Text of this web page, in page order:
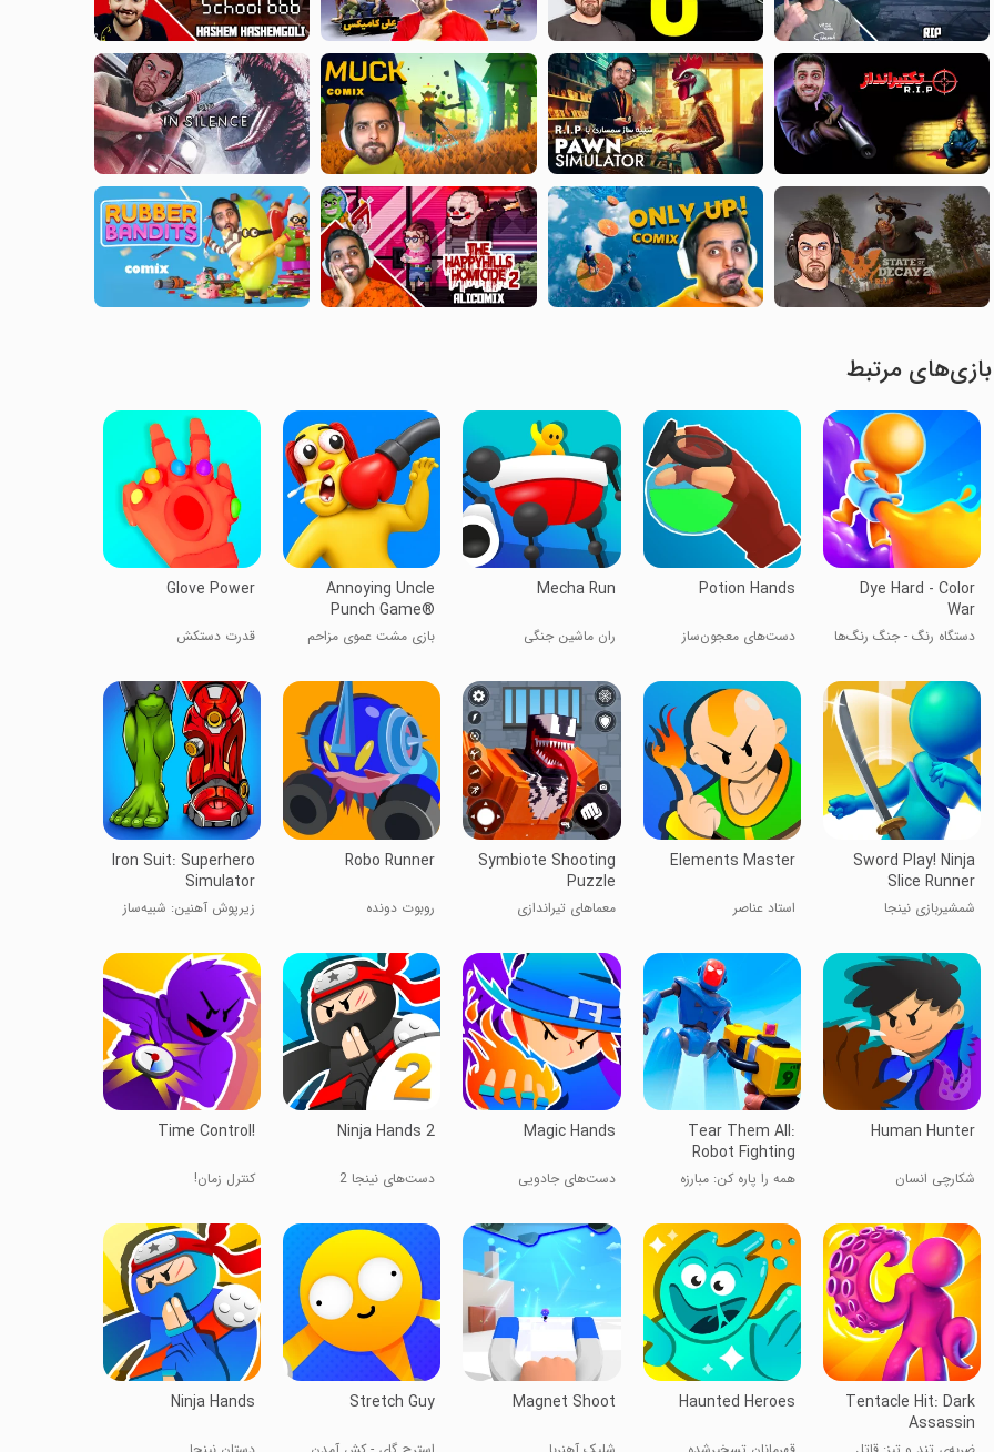
بازی‌های مرتبط
Dye Hard - Color
War
دستگاه رنگ - جنگ رنگ‌ها
Potion Hands
دست‌های معجون‌ساز
Mecha Run
ران‌ ماشین جنگی
Annoying Uncle
Punch Game®
بازی مشت عموی مزاحم
Glove Power
قدرت دستکش
Sword Play! Ninja
Slice Runner
شمشیربازی نینجا
Elements Master
استاد عناصر
Symbiote Shooting
Puzzle
معماهای تیراندازی
Robo Runner
روبوت دونده
Iron Suit: Superhero
Simulator
زیرپوش آهنین: شبیه‌ساز
Human Hunter
شکارچی انسان
Tear Them All:
Robot Fighting
همه را پاره کن: مبارزه
Magic Hands
دست‌های جادویی
Ninja Hands 2
دست‌های نینجا 2
Time Control!
کنترل زمان!
Tentacle Hit: Dark
Assassin
Haunted Heroes
Magnet Shoot
Stretch Guy
Ninja Hands